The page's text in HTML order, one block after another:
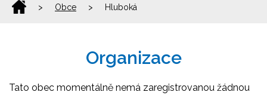
> Obce > Hluboká
Organizace
Tato obec momentálně nemá zaregistrovanou žádnou